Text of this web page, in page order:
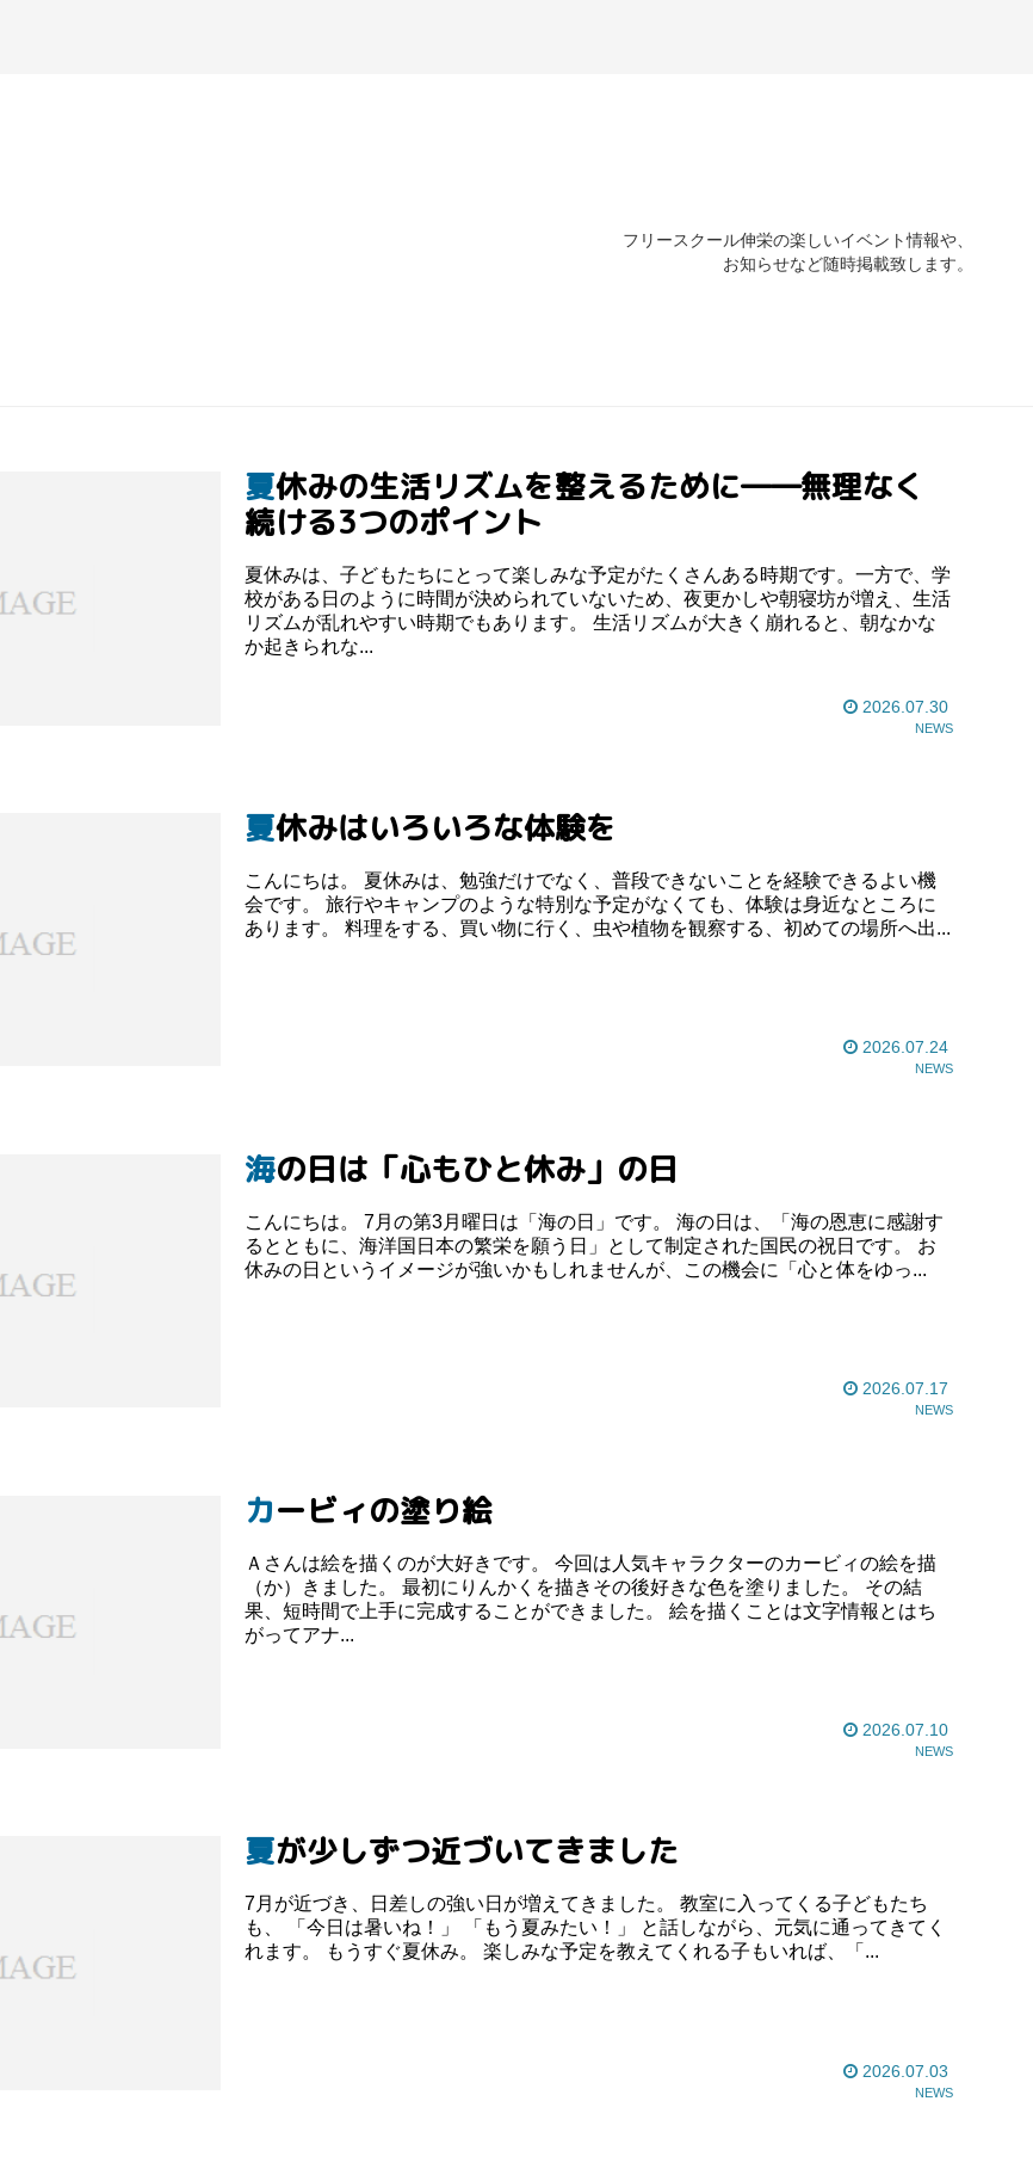
フリースクール伸栄の楽しいイベント情報や、
お知らせなど随時掲載致します。
夏休みの生活リズムを整えるために――無理なく
続ける3つのポイント
夏休みは、子どもたちにとって楽しみな予定がたくさんある時期です。一方で、学
校がある日のように時間が決められていないため、夜更かしや朝寝坊が増え、生活
リズムが乱れやすい時期でもあります。 生活リズムが大きく崩れると、朝なかな
か起きられな...
2026.07.30
NEWS
夏休みはいろいろな体験を
こんにちは。 夏休みは、勉強だけでなく、普段できないことを経験できるよい機
会です。 旅行やキャンプのような特別な予定がなくても、体験は身近なところに
あります。 料理をする、買い物に行く、虫や植物を観察する、初めての場所へ出...
2026.07.24
NEWS
海の日は「心もひと休み」の日
こんにちは。 7月の第3月曜日は「海の日」です。 海の日は、「海の恩恵に感謝す
るとともに、海洋国日本の繁栄を願う日」として制定された国民の祝日です。 お
休みの日というイメージが強いかもしれませんが、この機会に「心と体をゆっ...
2026.07.17
NEWS
カービィの塗り絵
Ａさんは絵を描くのが大好きです。 今回は人気キャラクターのカービィの絵を描
（か）きました。 最初にりんかくを描きその後好きな色を塗りました。 その結
果、短時間で上手に完成することができました。 絵を描くことは文字情報とはち
がってアナ...
2026.07.10
NEWS
夏が少しずつ近づいてきました
7月が近づき、日差しの強い日が増えてきました。 教室に入ってくる子どもたち
も、 「今日は暑いね！」 「もう夏みたい！」 と話しながら、元気に通ってきてく
れます。 もうすぐ夏休み。 楽しみな予定を教えてくれる子もいれば、「...
2026.07.03
NEWS